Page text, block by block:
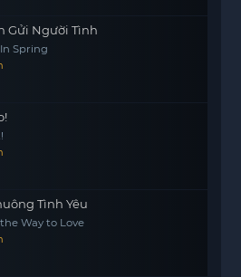
về tiền bạc, mà còn là bài
trung thành và những quyết
cuộc sống.
hậu quả của nó, và đôi khi,
mặt với những lựa chọn
những gì mình yêu quý nhất.
chuyện này để hiểu rõ hơn
tâm mà nhân vật phải trải
Gửi Người Tình
Spring
Tình Yêu
Way to Love